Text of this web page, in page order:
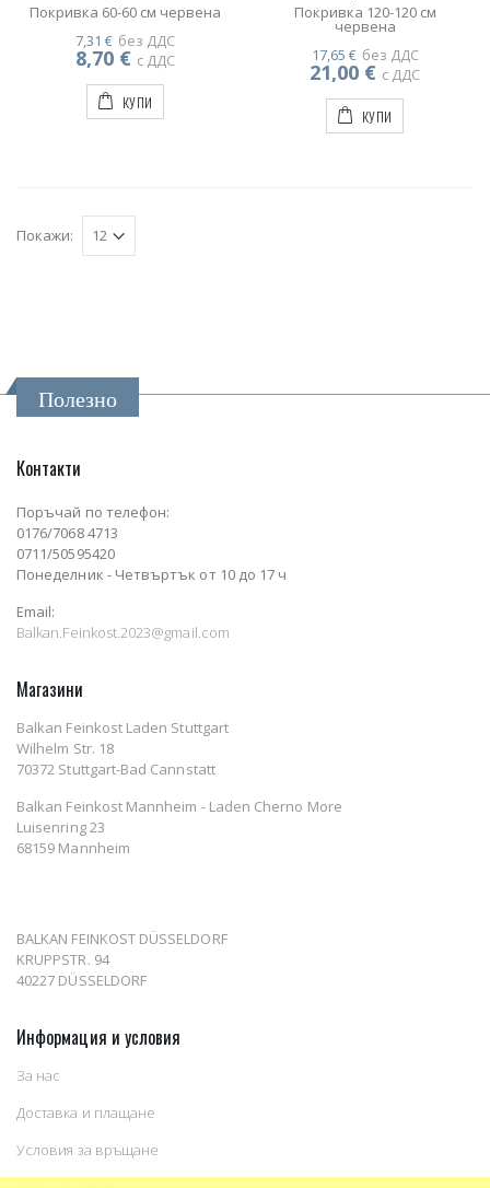
Покривка 60-60 см червена
без ДДС
7,31 €
с ДДС
8,70 €
КУПИ
Покривка 120-120 см
червена
без ДДС
17,65 €
с ДДС
21,00 €
КУПИ
Покажи:
Полезно
Контакти
Поръчай по телефон:
0176/7068 4713
0711/50595420
Понеделник - Четвъртък от 10 до 17 ч
Email:
Balkan.Feinkost.2023@gmail.com
Магазини
Balkan Feinkost Laden Stuttgart
Wilhelm Str. 18
70372 Stuttgart-Bad Cannstatt
Balkan Feinkost Mannheim - Laden Cherno More
Luisenring 23
68159 Mannheim
BALKAN FEINKOST DÜSSELDORF
KRUPPSTR. 94
40227 DÜSSELDORF
Информация и условия
За нас
Доставка и плащане
Условия за връщане